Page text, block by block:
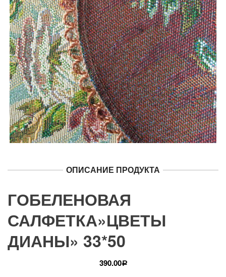
ОПИСАНИЕ ПРОДУКТА
ГОБЕЛЕНОВАЯ
САЛФЕТКА»ЦВЕТЫ
ДИАНЫ» 33*50
390.00Р